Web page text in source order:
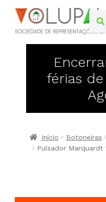
férias
Início Botoneiras
Pulsador Marquardt